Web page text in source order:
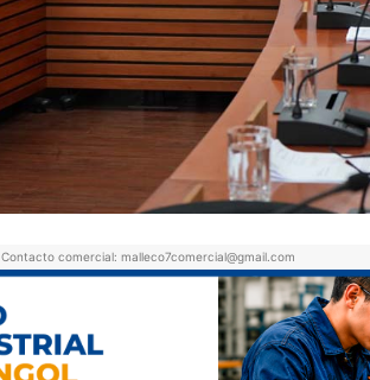
Contacto comercial: malleco7comercial@gmail.com